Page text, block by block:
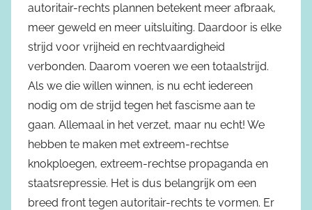
autoritair-rechts plannen betekent meer afbraak,
meer geweld en meer uitsluiting. Daardoor is elke
strijd voor vrijheid en rechtvaardigheid
verbonden. Daarom voeren we een totaalstrijd.
Als we die willen winnen, is nu echt iedereen
nodig om de strijd tegen het fascisme aan te
gaan. Allemaal in het verzet, maar nu echt! We
hebben te maken met extreem-rechtse
knokploegen, extreem-rechtse propaganda en
staatsrepressie. Het is dus belangrijk om een
breed front tegen autoritair-rechts te vormen. Er